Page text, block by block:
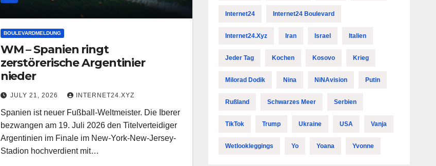
BOULEVARDMELDUNG
WM – Spanien ringt
zerstörerische Argentinier
nieder
JULY 21, 2026 INTERNET24.XYZ
Spanien ist neuer Fußball-Weltmeister. Die Iberer
bezwangen am 19. Juli 2026 den Titelverteidiger
Argentinien im Finale im New-York-New-Jersey-
Stadion hochverdient mit…
Internet24 Internet24 Boulevard
Internet24.xyz Iran Israel Italien
Jeder Tag Kochen Kosovo Krieg
Milorad Dodik Nina NiNAvision Putin
Rußland Schwarzes Meer Serbien
TikTok Trump Ukraine USA Vanja
Wetlookleggings Yo Yoana Yvonne